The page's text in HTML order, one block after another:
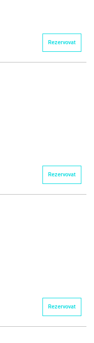
Rezervovat
Rezervovat
Rezervovat